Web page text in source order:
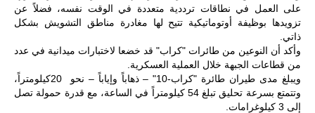
على العمل في نطاقات ترددية متعددة في الوقت نفسه، فضلاً عن
تزويدها بوظيفة أوتوماتيكية تتيح لها مغادرة مناطق التشويش بشكل
ذاتي
وأكد أن النوعين من طائرات "كراب" قد خضعا لاختبارات ميدانية في عدد
من قطاعات الجبهة خلال العملية العسكرية
ويبلغ مدى طيران طائرة "كراب-10 "
–ذهاباً وإياباً – نحو 20كيلومتراً،
وتتمتع بسرعة تحليق تبلغ 54 كيلومتراً في الساعة ، مع قدرة حمولة تصل
إلى 3 كيلوغرامات